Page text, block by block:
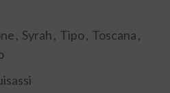
, Syrah, Tipo, Toscana,